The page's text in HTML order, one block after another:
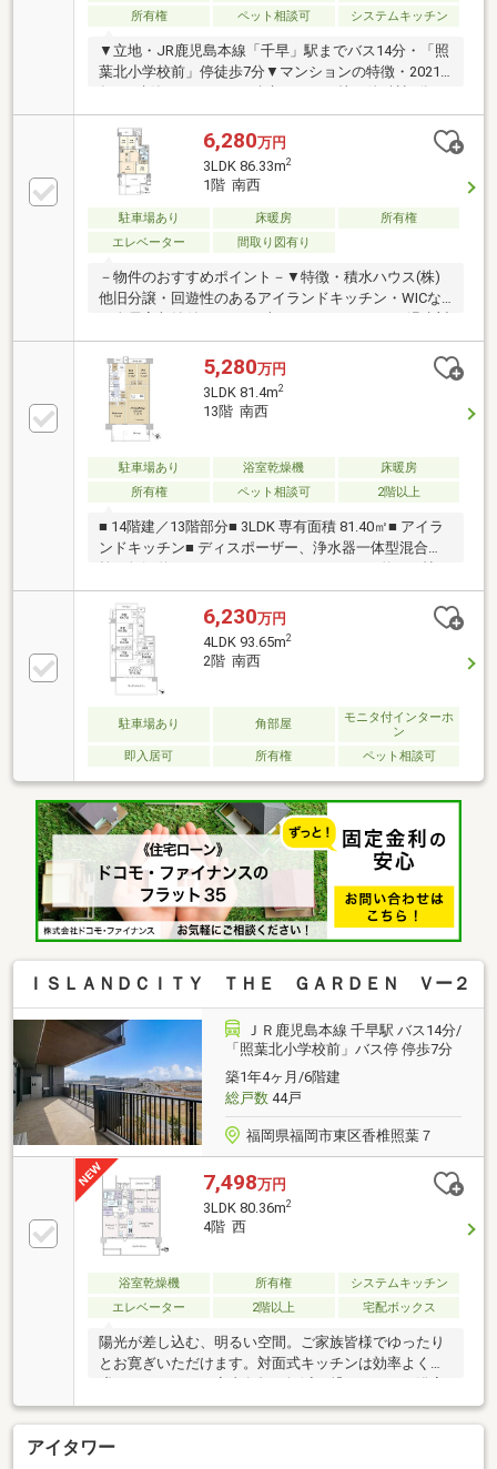
所有権 ペット相談可 システムキッチン
▼立地・JR鹿児島本線「千早」駅までバス14分・「照
葉北小学校前」停徒歩7分▼マンションの特徴・2021
年6月建築マンション・積水ハウス（株）他2社旧分
譲・敷地内駐車場1住戸1台承継可能▼お部屋の特徴・
LDK＋隣接洋室、間仕切りを開放すれば 計21.6帖と
してご利用いただけます・対面式システムキッチン採
用・南西向き、7階部住戸につき、陽当たり・眺望良
好・奥行3ｍの開放感のあるバルコニー・オーナー様
が室内綺麗にお使いです▼設備・リビング、ダイニン
グに床暖房・ディスポーザー・浴室換気乾燥暖房機・
6,280万円
3LDK 86.33m2
1階 南西
駐車場あり 床暖房
所有権
エレベーター
間取り図有り
－物件のおすすめポイント－▼特徴・積水ハウス(株)
他旧分譲・回遊性のあるアイランドキッチン・WICな
ど全居室収納付・40.57平米のガーデンテラス、温水対
応の多目的洗場有・ゴミ回収サービス有・大型犬飼育
可(規約有)・敷地内駐車場承継可(車種による／EV充電
設備付)▼設備・エネファーム・床暖房(LD)・スマート
キー▼周辺環境・照葉はばたき小学校 徒歩3分(約
180m)※タウンセキュリティサービス利用料1089円／
月※トランクルーム面積0.98平米■ ご希望の住まい探し
をお手伝いします ━━━━━・・・物件の詳細・ご相
談はお気軽にお問い合わせください。
5,280万円
3LDK 81.4m2
13階 南西
駐車場あり 浴室乾燥機
床暖房
所有権
ペット相談可 2階以上
■ 14階建／13階部分■ 3LDK 専有面積 81.40㎡■ アイラ
ンドキッチン■ ディスポーザー、浄水器一体型混合水
栓■ 奥行 約3ｍのガーデンバルコニー■ LDK 約19.7帖■
ウォークインクローゼット・シューズクローク■ 眺望
良好 ～海の中道・博多湾方向を望む～■ ＬＤ部分に床
暖房■ 二重床・二重天井■ ペット飼育可 1住戸2頭まで
（規約の制限あり）■ 駐車場 1区画継承可（10000円／
月額）
6,230万円
4LDK 93.65m2
2階 南西
駐車場あり 角部屋
モニタ付インターホ
ン
即入居可
所有権 ペット相談可
ＩＳＬＡＮＤＣＩＴＹ ＴＨＥ ＧＡＲＤＥＮ Ｖー２
ＪＲ鹿児島本線 千早駅 バス14分/
「照葉北小学校前」バス停 停歩7分
築1年4ヶ月/6階建
総戸数44戸
福岡県福岡市東区香椎照葉７
7,498万円
3LDK 80.36m2
4階 西
浴室乾燥機 所有権
システムキッチン
エレベーター
2階以上 宅配ボックス
陽光が差し込む、明るい空間。ご家族皆様でゆったり
とお寛ぎいただけます。対面式キッチンは効率よく配
膳ができるので、家事負担の軽減に繋がります。浴室
乾燥機が設置されています。季節や天候を問わず、い
つでも快適に利用可能です。身だしなみを整えやす
い、三面鏡・シャワー付き洗面化粧台です。リネン庫
アイタワー